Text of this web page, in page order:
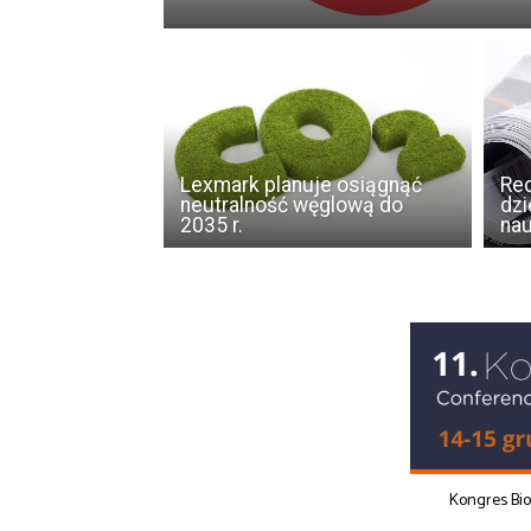
Lexmark planuje osiągnąć
neutralność węglową do
2035 r.
Kongres